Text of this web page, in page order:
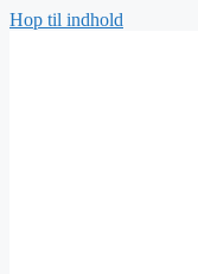
Hop til indhold